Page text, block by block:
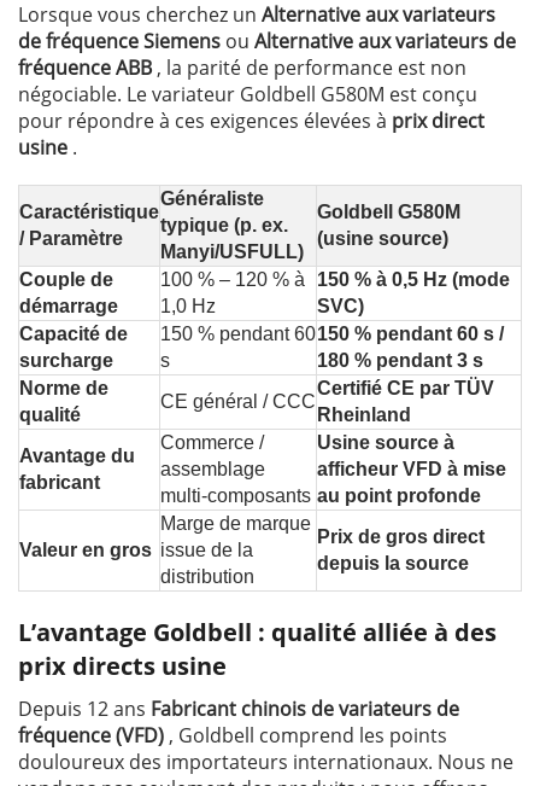
Lorsque vous cherchez un Alternative aux variateurs
de fréquence Siemens ou Alternative aux variateurs de
fréquence ABB , la parité de performance est non
négociable. Le variateur Goldbell G580M est conçu
pour répondre à ces exigences élevées à prix direct
usine .
Caractéristique
/ Paramètre
Généraliste
typique (p. ex.
Manyi/USFULL)
Goldbell G580M
(usine source)
Couple de
démarrage
100 % – 120 % à
1,0 Hz
150 % à 0,5 Hz (mode
SVC)
Capacité de
surcharge
150 % pendant 60
s
150 % pendant 60 s /
180 % pendant 3 s
Norme de
qualité
CE général / CCC
Certifié CE par TÜV
Rheinland
Avantage du
fabricant
Commerce /
assemblage
multi-composants
Usine source à
afficheur VFD à mise
au point profonde
Valeur en gros
Marge de marque
issue de la
distribution
Prix de gros direct
depuis la source
L’avantage Goldbell : qualité alliée à des
prix directs usine
Depuis 12 ans Fabricant chinois de variateurs de
fréquence (VFD) , Goldbell comprend les points
douloureux des importateurs internationaux. Nous ne